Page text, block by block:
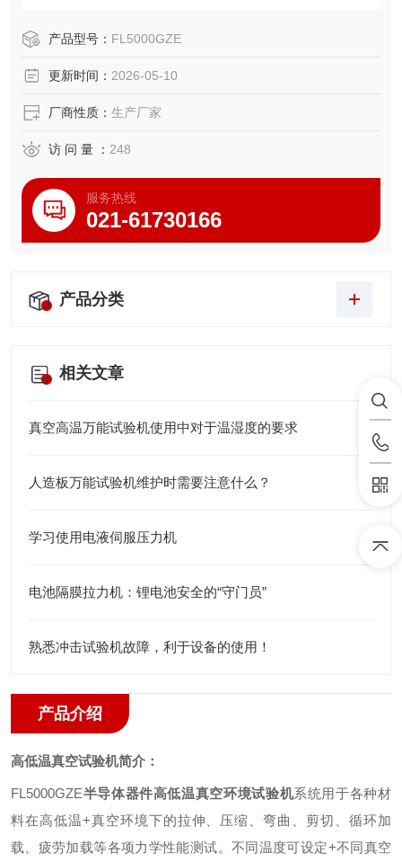
合控制加载测试。
产品型号： FL5000GZE
更新时间： 2026-05-10
厂商性质： 生产厂家
访 问 量 ： 248
服务热线
021-61730166
产品分类
相关文章
真空高温万能试验机使用中对于温湿度的要求
人造板万能试验机维护时需要注意什么？
学习使用电液伺服压力机
电池隔膜拉力机：锂电池安全的“守门员”
熟悉冲击试验机故障，利于设备的使用！
产品介绍
高低温真空试验机简介：
FL5000GZE半导体器件高低温真空环境试验机系统用于各种材
料在高低温+真空环境下的拉伸、压缩、弯曲、剪切、循环加
载、疲劳加载等各项力学性能测试。不同温度可设定+不同真空